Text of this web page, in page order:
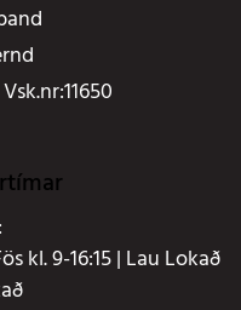
kl. 9-16:15 | Lau Lokað